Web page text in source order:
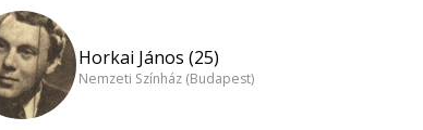
Horkai János (25)
Nemzeti Színház (Budapest)